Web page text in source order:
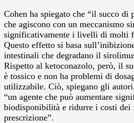
Cohen ha spiegato che “il succo di
che agiscono con un meccanismo
significativamente i livelli di molti
Questo effetto si basa
intestinali che degradano il
Rispetto al ketoconazolo, però, il
è tossico e non ha problemi di
utilizzabile. Ciò, spiegano gli
“un agente che può aumentare
biodisponibilità e ridurre i costi dei
prescrizione”.